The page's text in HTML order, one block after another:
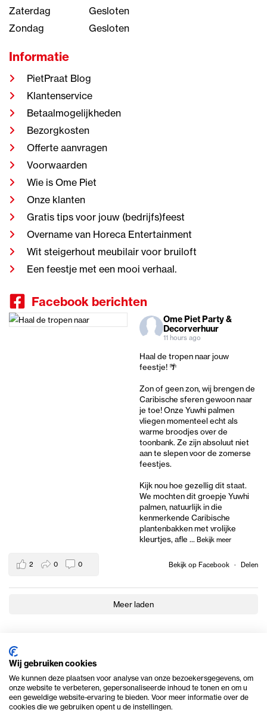
Zaterdag
Gesloten
Zondag
Gesloten
Informatie
PietPraat Blog
Klantenservice
Betaalmogelijkheden
Bezorgkosten
Offerte aanvragen
Voorwaarden
Wie is Ome Piet
Onze klanten
Gratis tips voor jouw (bedrijfs)feest
Overname van Horeca Entertainment
Wit steigerhout meubilair voor bruiloft
Een feestje met een mooi verhaal.
Facebook berichten
Ome Piet Party &
Decorverhuur
11 hours ago
Haal de tropen naar jouw
feestje! 🌴
Zon of geen zon, wij brengen de
Caribische sferen gewoon naar
je toe! Onze Yuwhi palmen
vliegen momenteel echt als
warme broodjes over de
toonbank. Ze zijn absoluut niet
aan te slepen voor de zomerse
feestjes.
Kijk nou hoe gezellig dit staat.
We mochten dit groepje Yuwhi
palmen, natuurlijk in die
kenmerkende Caribische
plantenbakken met vrolijke
kleurtjes, afle ... Bekijk meer
Bekijk op Facebook · Delen
2 0 0
Meer laden
Wij gebruiken cookies
We kunnen deze plaatsen voor analyse van onze bezoekersgegevens, om
onze website te verbeteren, gepersonaliseerde inhoud te tonen en om u
een geweldige website-ervaring te bieden. Voor meer informatie over de
cookies die we gebruiken opent u de instellingen.